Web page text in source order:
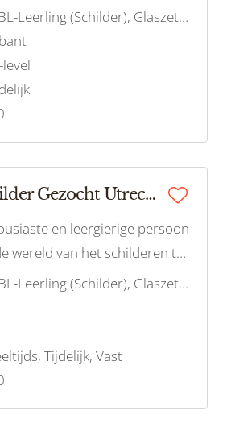
het werken met je handen en
waardevolle bijdrage te
Dan zijn wij op
Schilder, BBL-Leerling (Schilder), Glaszetter, Bouwvakhelper, BBL-Leerling (Glas)
Leerling Schilder Gezocht Utrecht!
en leergierige persoon
wereld van het schilderen te
een leerling-schilder worden
van het vak leren? Dan zijn
Schilder, BBL-Leerling (Schilder), Glaszetter
Tijdelijk, Vast